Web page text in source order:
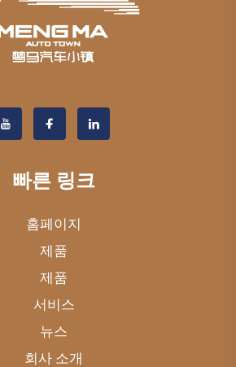
빠른 링크
홈페이지
제품
제품
서비스
뉴스
회사 소개